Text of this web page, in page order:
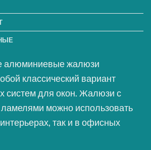
алюминиевые жалюзи
классический вариант
систем для окон. Жалюзи с
можно использовать
так и в офисных